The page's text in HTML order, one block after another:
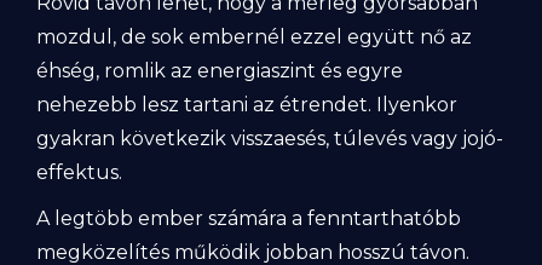
mozdul, de sok embernél ezzel együtt nő az
éhség, romlik az energiaszint és egyre
nehezebb lesz tartani az étrendet. Ilyenkor
gyakran következik visszaesés, túlevés vagy jojó-
effektus.
A legtöbb ember számára a fenntarthatóbb
megközelítés működik jobban hosszú távon.